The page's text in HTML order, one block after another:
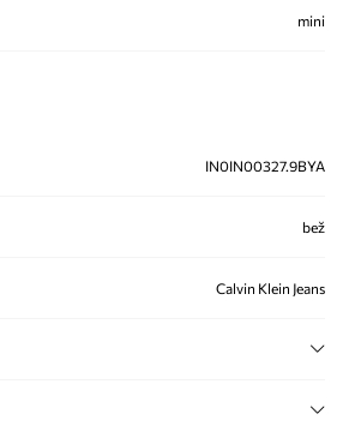
mini
IN0IN00327.9BYA
bež
Calvin Klein Jeans